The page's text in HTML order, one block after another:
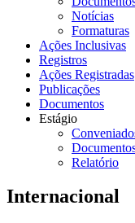
Notícias
Formaturas
Ações Inclusivas
Registros
Ações Registradas
Publicações
Documentos
Estágio
Relatório
Internacional